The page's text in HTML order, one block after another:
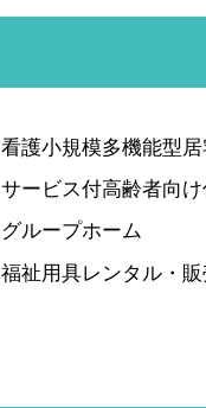
看護小規模多機能型
サービス付高齢者向け
グループホーム
福祉用具レンタル・